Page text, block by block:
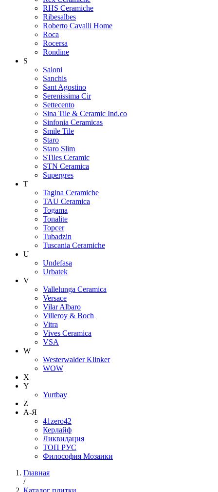
RHS Ceramiche
Ribesalbes
Roberto Cavalli Home
Roca
Rocersa
Rondine
S
Saloni
Sanchis
Sant Agostino
Serenissima Cir
Settecento
Sina Tile & Ceramic Ind.co
Sinfonia Ceramicas
Smile Tile
Staro
Staro Slim
STiles Ceramic
STN Ceramica
Supergres
T
Tagina Ceramiche
TAU Ceramica
Togama
Tonalite
Topcer
Tubadzin
Tuscania Ceramiche
U
Undefasa
Urbatek
V
Vallelunga Ceramica
Versace
Vilar Albaro
Villeroy & Boch
Vitra
Vives Ceramica
VSA
W
Westerwalder Klinker
WOW
X
Y
Yurtbay
Z
А-Я
41zero42
Керлайф
Ликвидация
ТОП РУС
Философия Мозаики
Главная
/
Каталог плитки